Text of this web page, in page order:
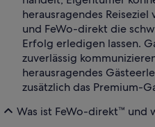
herausragendes Reiseziel
und FeWo-direkt die
Erfolg erledigen lassen.
zuverlässig
herausragendes
zusätzlich das Premium-
Was ist FeWo-direkt™ und